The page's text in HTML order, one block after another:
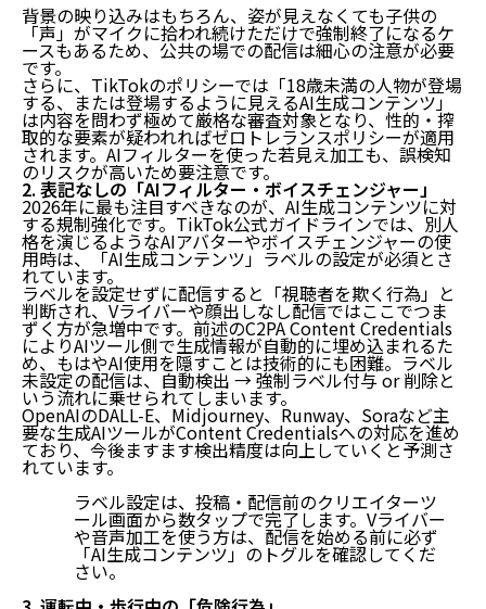
背景の映り込みはもちろん、姿が見えなくても子供の
「声」がマイクに拾われ続けただけで強制終了になるケ
ースもあるため、公共の場での配信は細心の注意が必要
です。
さらに、TikTokのポリシーでは「18歳未満の人物が登場
する、または登場するように見えるAI生成コンテンツ」
は内容を問わず極めて厳格な審査対象となり、性的・搾
取的な要素が疑われればゼロトレランスポリシーが適用
されます。AIフィルターを使った若見え加工も、誤検知
のリスクが高いため要注意です。
2. 表記なしの「AIフィルター・ボイスチェンジャー」
2026年に最も注目すべきなのが、AI生成コンテンツに対
する規制強化です。TikTok公式ガイドラインでは、別人
格を演じるようなAIアバターやボイスチェンジャーの使
用時は、 「AI生成コンテンツ」ラベルの設定が必須とさ
れています。
ラベルを設定せずに配信すると「視聴者を欺く行為」と
判断され、Vライバーや顔出しなし配信ではここでつま
ずく方が急増中です。前述のC2PA Content Credentials
によりAIツール側で生成情報が自動的に埋め込まれるた
め、もはやAI使用を隠すことは技術的にも困難。ラベル
未設定の配信は、自動検出 → 強制ラベル付与 or 削除と
いう流れに乗せられてしまいます。
OpenAIのDALL-E、Midjourney、Runway、Soraなど主
要な生成AIツールがContent Credentialsへの対応を進め
ており、今後ますます検出精度は向上していくと予測さ
れています。
ラベル設定は、投稿・配信前のクリエイターツ
ール画面から数タップで完了します。Vライバー
や音声加工を使う方は、配信を始める前に必ず
「AI生成コンテンツ」のトグルを確認してくだ
さい。